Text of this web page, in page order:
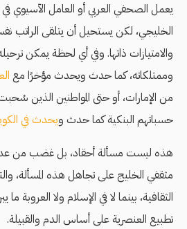
يعمل الصحفي العربي أو العامل الآسيوي
الخليجي، لكن يستحيل أن يتلقى الراتب
والامتيازات ذاتها. وفي أي لحظة يمكن
وممتلكاته، كما حدث ويحدث مؤخرًا مع
من الإمارات، أو حتى المواطنين الذين
حسباتهم البنكية كما حدث ويحدث في
هذه ليست مسألة أحقاد، بل غضب من عدم
مثقفي الخليج على تجاهل هذه المسألة،
الثقافية، بينما لا في الإسلام ولا العروبة ما
تطبيع العنصرية على أساس الدم والقبيلة.